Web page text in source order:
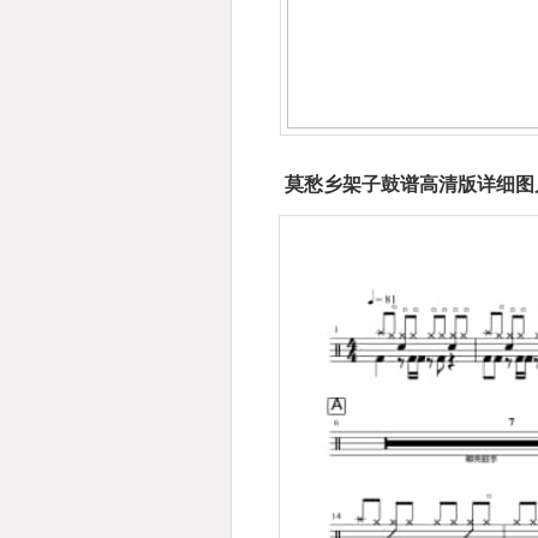
莫愁乡架子鼓谱高清版详细